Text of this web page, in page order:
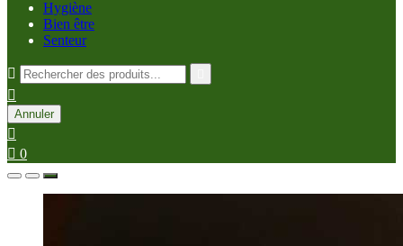
Hygiène
Bien être
Senteur


Annuler

 0